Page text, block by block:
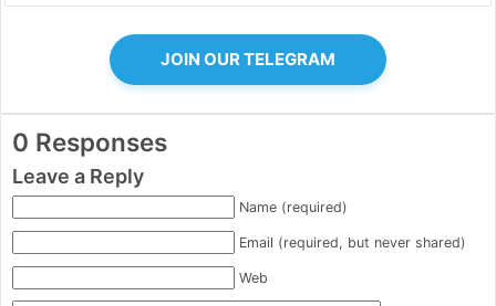
JOIN OUR TELEGRAM
0 Responses
Leave a Reply
Name (required)
Email (required, but never shared)
Web